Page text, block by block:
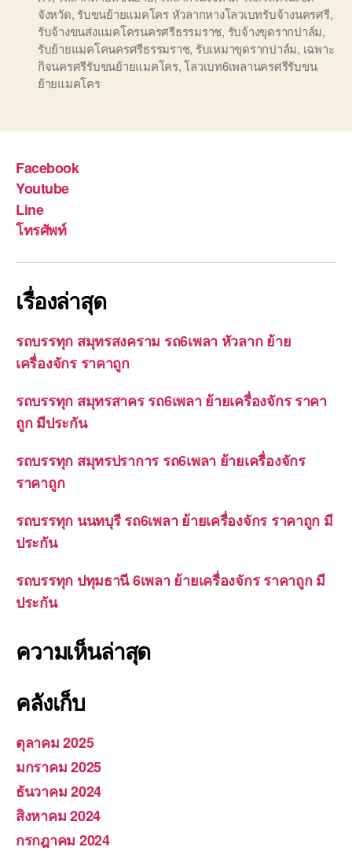
จังหวัด, รับขนย้ายแมคโคร หัวลากหางโลวเบทรับจ้างนครศรี,
รับจ้างขนส่งแมคโครนครศรีธรรมราช, รับจ้างขุดรากปาล์ม,
รับย้ายแมคโคนครศรีธรรมราช, รับเหมาขุดรากปาล์ม, เฉพาะ
กิจนครศรีรับขนย้ายแมคโคร,โลวเบท6เพลานครศรีรับขน
ย้ายแมคโคร
Facebook
Youtube
Line
โทรศัพท์
เรื่องล่าสุด
รถบรรทุก สมุทรสงคราม รถ6เพลา หัวลาก ย้าย
เครื่องจักร ราคาถูก
รถบรรทุก สมุทรสาคร รถ6เพลา ย้ายเครื่องจักร ราคา
ถูก มีประกัน
รถบรรทุก สมุทรปราการ รถ6เพลา ย้ายเครื่องจักร
ราคาถูก
รถบรรทุก นนทบุรี รถ6เพลา ย้ายเครื่องจักร ราคาถูก มี
ประกัน
รถบรรทุก ปทุมธานี 6เพลา ย้ายเครื่องจักร ราคาถูก มี
ประกัน
ความเห็นล่าสุด
คลังเก็บ
ตุลาคม 2025
มกราคม 2025
ธันวาคม 2024
สิงหาคม 2024
กรกฎาคม 2024